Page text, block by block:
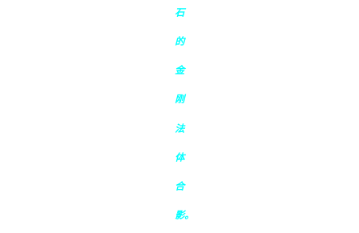
石
的
金
刚
法
体
合
影。